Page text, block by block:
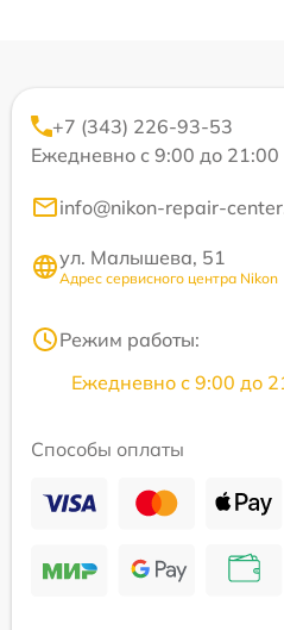
+7 (343) 226-93-53
Ежедневно с 9:00 до 21:00
info@nikon-repair-
ул. Малышева, 51
Адрес сервисного центра Nikon
Режим работы:
Ежедневно с 9:00 до
Способы оплаты